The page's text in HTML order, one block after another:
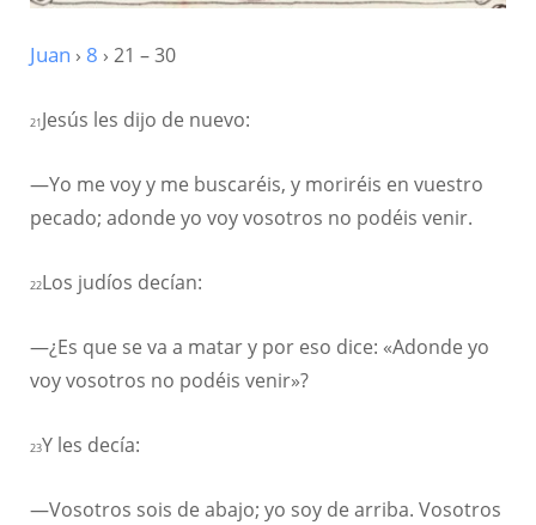
Juan › 8 › 21 – 30
21 Jesús les dijo de nuevo:
—Yo me voy y me buscaréis, y moriréis en vuestro
pecado; adonde yo voy vosotros no podéis venir.
22Los judíos decían:
—¿Es que se va a matar y por eso dice: «Adonde yo
voy vosotros no podéis venir»?
23Y les decía:
—Vosotros sois de abajo; yo soy de arriba. Vosotros